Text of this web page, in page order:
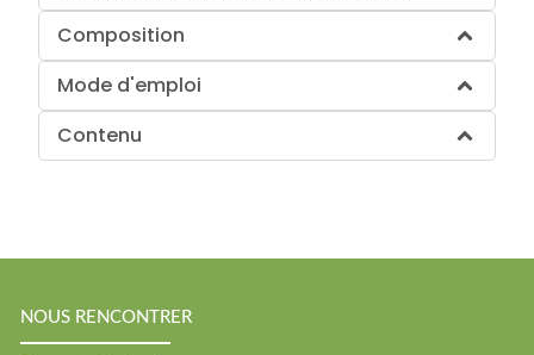
Composition
Mode d'emploi
Contenu
NOUS RENCONTRER